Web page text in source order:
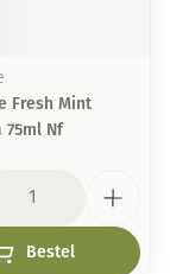
Fresh Mint
75ml Nf
Bestel